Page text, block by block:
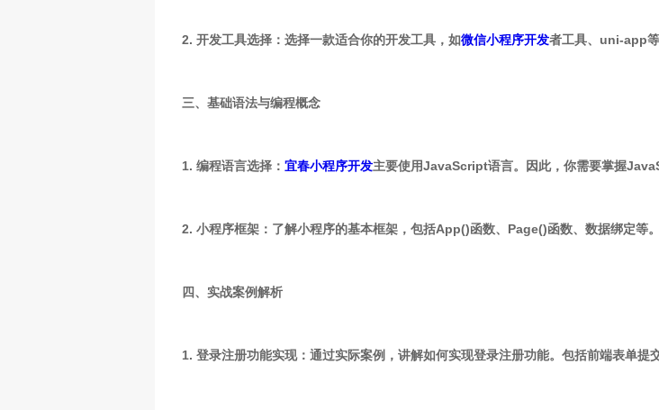
2. 开发工具选择：选择一款适合你的开发工具，如微信小程序开发者工具、uni-app等
三、基础语法与编程概念
1. 编程语言选择： 宜春小程序开发主要使用JavaScript语言。因此，你需要掌握
2. 小程序框架：了解小程序的基本框架，包括App()函数、Page()函数、数据绑定等
四、实战案例解析
1. 登录注册功能实现：通过实际案例，讲解如何实现登录注册功能。包括前端表单提